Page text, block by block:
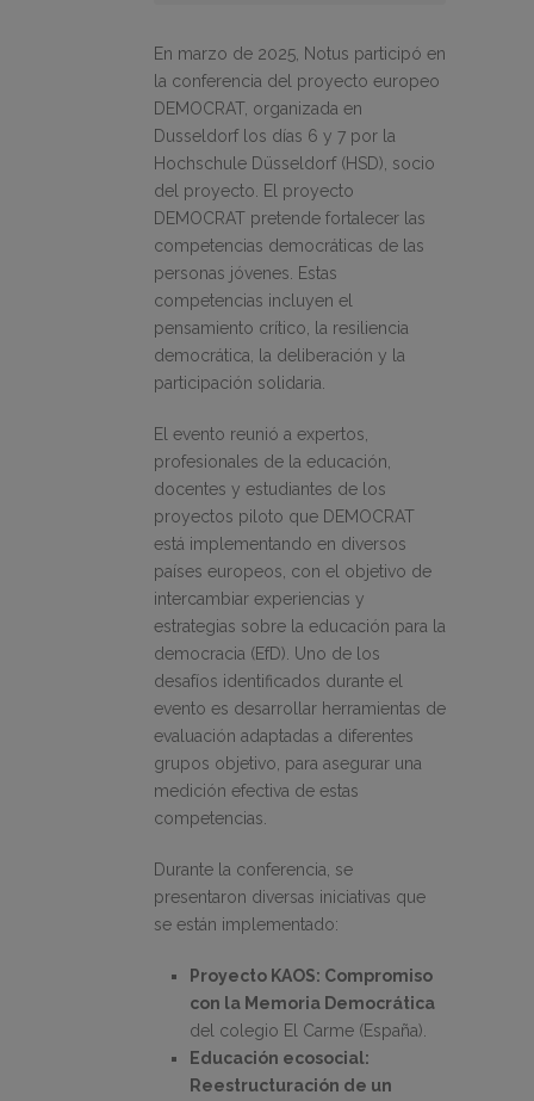
En marzo de 2025, Notus participó en
la conferencia del proyecto europeo
DEMOCRAT, organizada en
Dusseldorf los días 6 y 7 por la
Hochschule Düsseldorf (HSD), socio
del proyecto. El proyecto
DEMOCRAT pretende fortalecer las
competencias democráticas de las
personas jóvenes. Estas
competencias incluyen el
pensamiento crítico, la resiliencia
democrática, la deliberación y la
participación solidaria.
El evento reunió a expertos,
profesionales de la educación,
docentes y estudiantes de los
proyectos piloto que DEMOCRAT
está implementando en diversos
países europeos, con el objetivo de
intercambiar experiencias y
estrategias sobre la educación para la
democracia (EfD). Uno de los
desafíos identificados durante el
evento es desarrollar herramientas de
evaluación adaptadas a diferentes
grupos objetivo, para asegurar una
medición efectiva de estas
competencias.
Durante la conferencia, se
presentaron diversas iniciativas que
se están implementado:
Proyecto KAOS: Compromiso
con la Memoria Democrática
del colegio El Carme (España).
Educación ecosocial:
Reestructuración de un